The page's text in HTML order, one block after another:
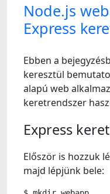
Node.js
Express
Ebben a
keresztül
alapú web
keretrendszer
Express
Először is hozzuk
majd lépjünk bele: